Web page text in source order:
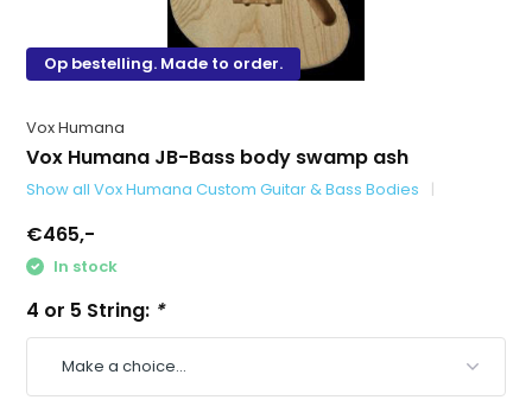
Op bestelling. Made to order.
Vox Humana
Vox Humana JB-Bass body swamp ash
Show all Vox Humana Custom Guitar & Bass Bodies
€465,-
In stock
4 or 5 String: *